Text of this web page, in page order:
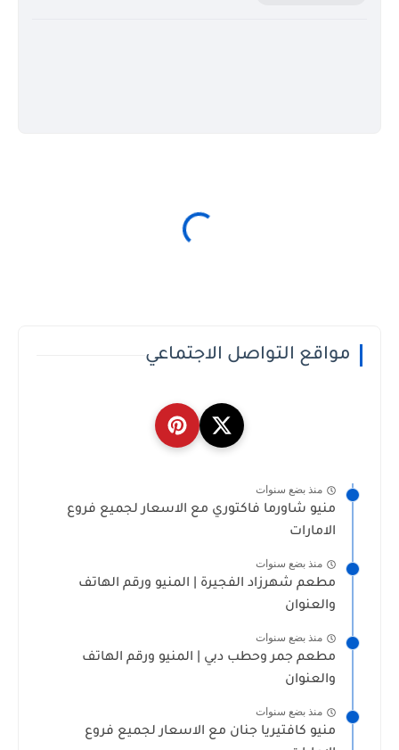
مواقع التواصل الاجتماعي
منذ بضع سنوات
منيو شاورما فاكتوري مع الاسعار لجميع فروع
الامارات
منذ بضع سنوات
مطعم شهرزاد الفجيرة | المنيو ورقم الهاتف
والعنوان
منذ بضع سنوات
مطعم جمر وحطب دبي | المنيو ورقم الهاتف
والعنوان
منذ بضع سنوات
منيو كافتيريا جنان مع الاسعار لجميع فروع